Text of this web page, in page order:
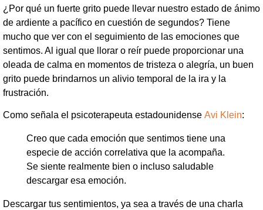
¿Por qué un fuerte grito puede llevar nuestro estado de ánimo
de ardiente a pacífico en cuestión de segundos? Tiene
mucho que ver con el seguimiento de las emociones que
sentimos. Al igual que llorar o reír puede proporcionar una
oleada de calma en momentos de tristeza o alegría, un buen
grito puede brindarnos un alivio temporal de la ira y la
frustración.
Como señala el psicoterapeuta estadounidense Avi Klein:
Creo que cada emoción que sentimos tiene una
especie de acción correlativa que la acompaña.
Se siente realmente bien o incluso saludable
descargar esa emoción.
Descargar tus sentimientos, ya sea a través de una charla